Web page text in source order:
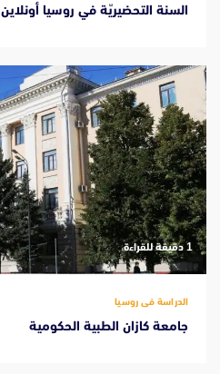
السنة التحضيريّة في روسيا أونلاين
‫1 دقيقة للقراءة
الدراسة فى روسيا
جامعة كازان الطبية الحكومية